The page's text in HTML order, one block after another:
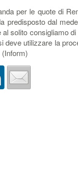
per le quote di
predisposto dal
solito consigliamo
utilizzare la
(Inform)